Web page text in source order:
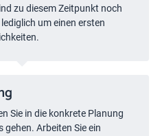
zu diesem Zeitpunkt noch
um einen ersten
Sie in die konkrete Planung
gehen. Arbeiten Sie ein